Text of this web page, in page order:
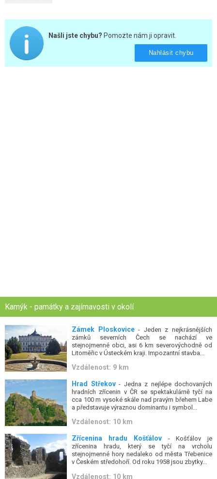
Našli jste chybu? Pomozte nám ji opravit.
Nahlásit chybu
Kamýk - památky a zajímavosti v okolí
Zámek Ploskovice- Jeden z nejkrásnějších
zámků severních Čech se nachází ve
stejnojmenné obci, asi 6 km severovýchodně od
Litoměřic v Ústeckém kraji. Impozantní stavba...
Vzdálenost: 9 km
Hrad Střekov- Jedna z nejlépe dochovaných
hradních zřícenin v ČR se spektakulárně tyčí na
cca 100 m vysoké skále nad pravým břehem Labe
a představuje výraznou dominantu i symbol...
Vzdálenost: 10 km
Zřícenina hradu Košťálov- Košťálov je
zřícenina hradu, který se tyčí na vrcholu
stejnojmenné hory nedaleko od města Třebenice
v Českém středohoří. Od roku 1958 jsou zbytky...
Vzdálenost: 10 km